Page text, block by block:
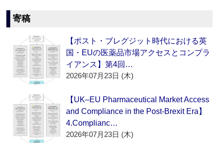
寄稿
【ポスト・ブレグジット時代における英
国・EUの医薬品市場アクセスとコンプラ
イアンス】第4回…
2026年07月23日 (木)
【UK–EU Pharmaceutical Market Access
and Compliance in the Post-Brexit Era】
4.Complianc…
2026年07月23日 (木)